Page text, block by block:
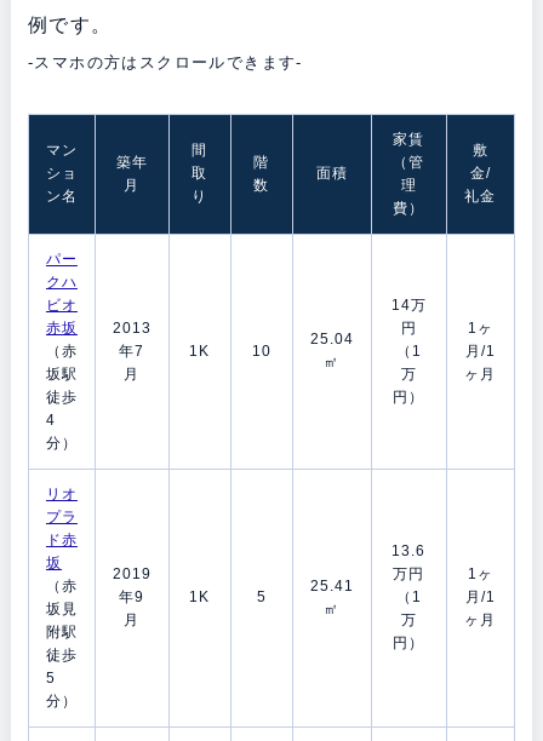
例です。
-スマホの方はスクロールできます-
マン
ショ
ン名
築年
月
間
取
り
階
数
面積
家賃
（管
理
費）
敷
金/
礼金
パー
クハ
ビオ
赤坂
（赤
坂駅
徒歩
4
分）
2013
年7
月
1K 10
25.04
㎡
14万
円
（1
万
円）
1ヶ
月/1
ヶ月
リオ
プラ
ド赤
坂
（赤
坂見
附駅
徒歩
5
分）
2019
年9
月
1K 5
25.41
㎡
13.6
万円
（1
万
円）
1ヶ
月/1
ヶ月